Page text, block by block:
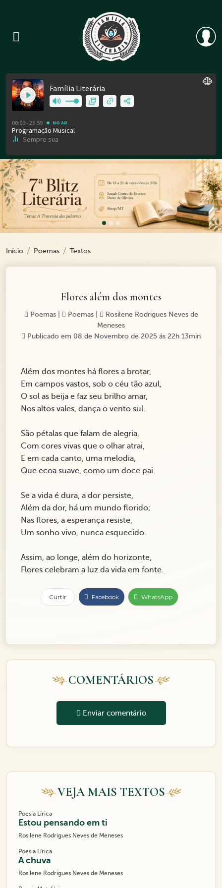
Previous
Início Poemas Textos
Flores além dos montes
Poemas| Poemas|
Rosilene Rodrigues Neves de
Meneses
Publicado em 08 de Novembro de 2025 ás 22h 13min
Além dos montes há flores a brotar,
Em campos vastos, sob o céu tão azul,
O sol as beija e faz seu brilho amar,
Nos altos vales, dança o vento sul.
São pétalas que falam de alegria,
Com cores vivas que o olhar atrai,
E em cada canto, uma melodia,
Que ecoa suave, como um doce pai.
Se a vida é dura, a dor persiste,
Além da dor, há um mundo florido;
Nas flores, a esperança resiste,
Um sonho vivo, nunca esquecido.
Assim, ao longe, além do horizonte,
Flores celebram a luz da vida em fonte.
Curtir Facebook WhatsApp
COMENTÁRIOS
Enviar comentário
VEJA MAIS TEXTOS
Poesia Lírica
Estou pensando em ti
Rosilene Rodrigues Neves de Meneses
Poesia Lírica
A chuva
Rosilene Rodrigues Neves de Meneses